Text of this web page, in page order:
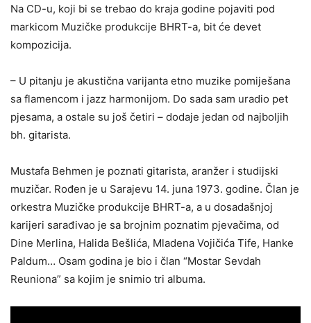
Na CD-u, koji bi se trebao do kraja godine pojaviti pod
markicom Muzičke produkcije BHRT-a, bit će devet
kompozicija.
– U pitanju je akustična varijanta etno muzike pomiješana
sa flamencom i jazz harmonijom. Do sada sam uradio pet
pjesama, a ostale su još četiri – dodaje jedan od najboljih
bh. gitarista.
Mustafa Behmen je poznati gitarista, aranžer i studijski
muzičar. Rođen je u Sarajevu 14. juna 1973. godine. Član je
orkestra Muzičke produkcije BHRT-a, a u dosadašnjoj
karijeri sarađivao je sa brojnim poznatim pjevačima, od
Dine Merlina, Halida Bešlića, Mladena Vojičića Tife, Hanke
Paldum… Osam godina je bio i član “Mostar Sevdah
Reuniona” sa kojim je snimio tri albuma.